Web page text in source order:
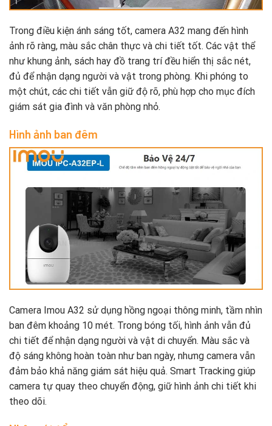
Trong điều kiện ánh sáng tốt, camera A32 mang đến hình
ảnh rõ ràng, màu sắc chân thực và chi tiết tốt. Các vật thể
như khung ảnh, sách hay đồ trang trí đều hiển thị sắc nét,
đủ để nhận dạng người và vật trong phòng. Khi phóng to
một chút, các chi tiết vẫn giữ độ rõ, phù hợp cho mục đích
giám sát gia đình và văn phòng nhỏ.
Hình ảnh ban đêm
Camera Imou A32 sử dụng hồng ngoại thông minh, tầm nhìn
ban đêm khoảng 10 mét. Trong bóng tối, hình ảnh vẫn đủ
chi tiết để nhận dạng người và vật di chuyển. Màu sắc và
độ sáng không hoàn toàn như ban ngày, nhưng camera vẫn
đảm bảo khả năng giám sát hiệu quả. Smart Tracking giúp
camera tự quay theo chuyển động, giữ hình ảnh chi tiết khi
theo dõi.